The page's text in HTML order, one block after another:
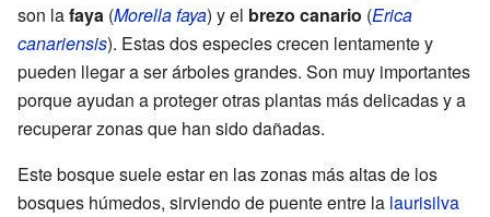
son lafaya (Morella faya) y el brezo canario (Erica
canariensis). Estas dos especies crecen lentamente y
pueden llegar a ser árboles grandes. Son muy importantes
porque ayudan a proteger otras plantas más delicadas y a
recuperar zonas que han sido dañadas.
Este bosque suele estar en las zonas más altas de los
bosques húmedos, sirviendo de puente entre la laurisilva